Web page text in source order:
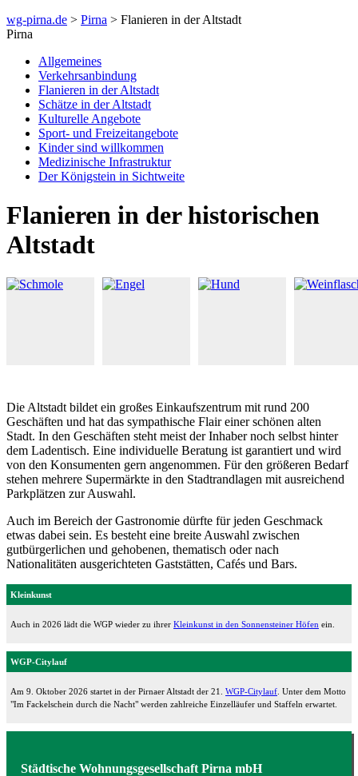
wg-pirna.de > Pirna > Flanieren in der Altstadt
Pirna
Allgemeines
Verkehrsanbindung
Flanieren in der Altstadt
Schätze in der Altstadt
Kulturelle Angebote
Sport- und Freizeitangebote
Kinder sind willkommen
Medizinische Infrastruktur
Der Königstein in Sichtweite
Flanieren in der historischen
Altstadt
Die Altstadt bildet ein großes Einkaufszentrum mit rund 200
Geschäften und hat das sympathische Flair einer schönen alten
Stadt. In den Geschäften steht meist der Inhaber noch selbst hinter
dem Ladentisch. Eine individuelle Beratung ist garantiert und wird
von den Konsumenten gern angenommen. Für den größeren Bedarf
stehen mehrere Supermärkte in den Stadtrandlagen mit ausreichend
Parkplätzen zur Auswahl.
Auch im Bereich der Gastronomie dürfte für jeden Geschmack
etwas dabei sein. Es besteht eine breite Auswahl zwischen
gutbürgerlichen und gehobenen, thematisch oder nach
Nationalitäten ausgerichteten Gaststätten, Cafés und Bars.
Kleinkunst
Auch in 2026 lädt die WGP wieder zu ihrer Kleinkunst in den Sonnensteiner Höfen ein.
WGP-Citylauf
Am 9. Oktober 2026 startet in der Pirnaer Altstadt der 21. WGP-Citylauf . Unter dem Motto
"Im Fackelschein durch die Nacht" werden zahlreiche Einzelläufer und Staffeln erwartet.
Städtische Wohnungsgesellschaft Pirna mbH